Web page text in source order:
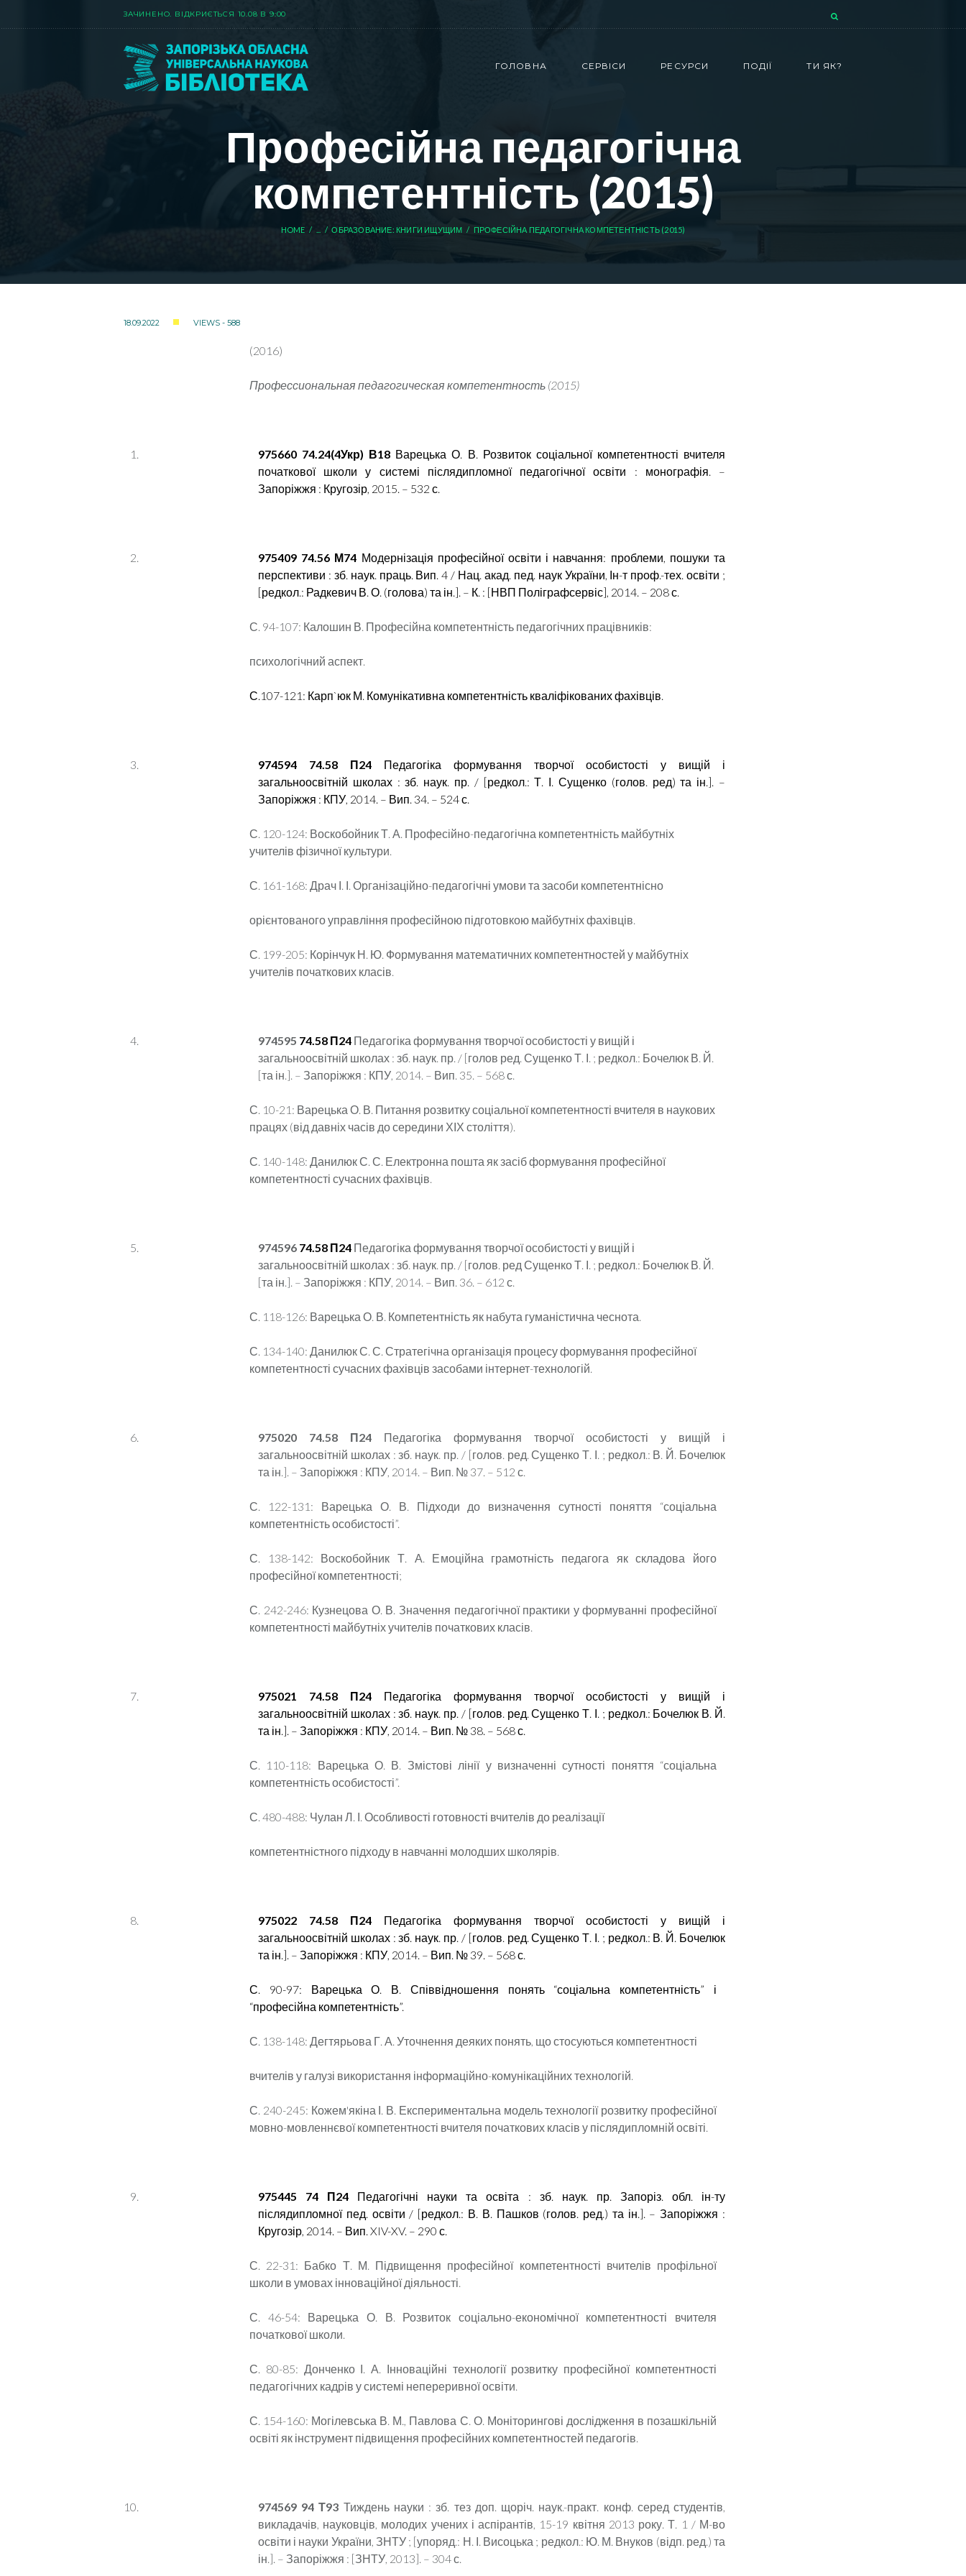
ЗАЧИНЕНО. ВIДКРИЄТЬСЯ 10.08 В 9:00
ГОЛОВНА СЕРВІСИ РЕСУРСИ ПОДІЇ ТИ ЯК?
Професійна педагогічна
компетентність (2015)
HOME ОБРАЗОВАНИЕ: КНИГИ ИЩУЩИМ ПРОФЕСІЙНА ПЕДАГОГІЧНА КОМПЕТЕНТНІСТЬ (2015)
18.09.2022 VIEWS - 588
(2016)
Профессиональная педагогическая компетентность (2015)
975660 74.24(4Укр) В18 Варецька О. В. Розвиток соціальної компетентності вчителя
початкової школи у системі післядипломної педагогічної освіти : монографія. –
Запоріжжя : Кругозір, 2015. – 532 с.
975409 74.56 М74 Модернізація професійної освіти і навчання: проблеми, пошуки та
перспективи : зб. наук. праць. Вип. 4 / Нац. акад. пед. наук України, Ін-т проф.-тех. освіти ;
[редкол.: Радкевич В. О. (голова) та ін.]. – К. : [НВП Поліграфсервіс], 2014. – 208 с.
С. 94-107: Калошин В. Професійна компетентність педагогічних працівників:
психологічний аспект.
С.107-121: Карп`юк М. Комунікативна компетентність кваліфікованих фахівців.
974594 74.58 П24 Педагогіка формування творчої особистості у вищій і
загальноосвітній школах : зб. наук. пр. / [редкол.: Т. І. Сущенко (голов. ред) та ін.]. –
Запоріжжя : КПУ, 2014. – Вип. 34. – 524 с.
С. 120-124: Воскобойник Т. А. Професійно-педагогічна компетентність майбутніх
учителів фізичної культури.
С. 161-168: Драч І. І. Організаційно-педагогічні умови та засоби компетентнісно
орієнтованого управління професійною підготовкою майбутніх фахівців.
С. 199-205: Корінчук Н. Ю. Формування математичних компетентностей у майбутніх
учителів початкових класів.
974595 74.58 П24 Педагогіка формування творчої особистості у вищій і
загальноосвітній школах : зб. наук. пр. / [голов ред. Сущенко Т. І. ; редкол.: Бочелюк В. Й.
[та ін.]. – Запоріжжя : КПУ, 2014. – Вип. 35. – 568 с.
С. 10-21: Варецька О. В. Питання розвитку соціальної компетентності вчителя в наукових
працях (від давніх часів до середини ХІХ століття).
С. 140-148: Данилюк С. С. Електронна пошта як засіб формування професійної
компетентності сучасних фахівців.
974596 74.58 П24 Педагогіка формування творчої особистості у вищій і
загальноосвітній школах : зб. наук. пр. / [голов. ред Сущенко Т. І. ; редкол.: Бочелюк В. Й.
[та ін.]. – Запоріжжя : КПУ, 2014. – Вип. 36. – 612 с.
С. 118-126: Варецька О. В. Компетентність як набута гуманістична чеснота.
С. 134-140: Данилюк С. С. Стратегічна організація процесу формування професійної
компетентності сучасних фахівців засобами інтернет-технологій.
975020 74.58 П24
Педагогіка формування творчої особистості у вищій і
загальноосвітній школах : зб. наук. пр. / [голов. ред. Сущенко Т. І. ; редкол.: В. Й. Бочелюк
та ін.]. – Запоріжжя : КПУ, 2014. – Вип. № 37. – 512 с.
С.
122-131: Варецька О. В. Підходи до визначення сутності поняття “соціальна
компетентність особистості”.
С. 138-142: Воскобойник Т. А. Емоційна грамотність педагога як складова його
професійної компетентності;
С. 242-246: Кузнецова О. В. Значення педагогічної практики у формуванні професійної
компетентності майбутніх учителів початкових класів.
975021 74.58 П24 Педагогіка формування творчої особистості у вищій і
загальноосвітній школах : зб. наук. пр. / [голов. ред. Сущенко Т. І. ; редкол.: Бочелюк В. Й.
та ін.]. – Запоріжжя : КПУ, 2014. – Вип. № 38. – 568 с.
С. 110-118: Варецька О. В. Змістові лінії у визначенні сутності поняття “соціальна
компетентність особистості”.
С. 480-488: Чулан Л. І. Особливості готовності вчителів до реалізації
компетентністного підходу в навчанні молодших школярів.
975022 74.58 П24 Педагогіка формування творчої особистості у вищій і
загальноосвітній школах : зб. наук. пр. / [голов. ред. Сущенко Т. І. ; редкол.: В. Й. Бочелюк
та ін.]. – Запоріжжя : КПУ, 2014. – Вип. № 39. – 568 с.
С. 90-97: Варецька О. В. Співвідношення понять “соціальна компетентність” і
“професійна компетентність”.
С. 138-148: Дегтярьова Г. А. Уточнення деяких понять, що стосуються компетентності
вчителів у галузі використання інформаційно-комунікаційних технологій.
С. 240-245: Кожем'якіна І. В. Експериментальна модель технології розвитку професійної
мовно-мовленнєвої компетентності вчителя початкових класів у післядипломній освіті.
975445 74 П24
Педагогічні науки та освіта : зб. наук. пр. Запоріз. обл. ін-ту
післядипломної пед. освіти / [редкол.: В. В. Пашков (голов. ред.) та ін.]. – Запоріжжя :
Кругозір, 2014. – Вип. XIV-XV. – 290 с.
С. 22-31: Бабко Т. М. Підвищення професійної компетентності вчителів профільної
школи в умовах інноваційної діяльності.
С. 46-54: Варецька О. В. Розвиток соціально-економічної компетентності вчителя
початкової школи.
С. 80-85: Донченко І. А. Інноваційні технології розвитку професійної компетентності
педагогічних кадрів у системі непереривної освіти.
С. 154-160: Могілевська В. М., Павлова С. О. Моніторингові дослідження в позашкільній
освіті як інструмент підвищення професійних компетентностей педагогів.
974569 94 Т93 Тиждень науки : зб. тез доп. щоріч. наук.-практ. конф. серед студентів,
викладачів, науковців, молодих учених і аспірантів, 15-19 квітня 2013 року. Т. 1 / М-во
освіти і науки України, ЗНТУ ; [упоряд.: Н. І. Висоцька ; редкол.: Ю. М. Внуков (відп. ред.) та
ін.]. – Запоріжжя : [ЗНТУ, 2013]. – 304 с.